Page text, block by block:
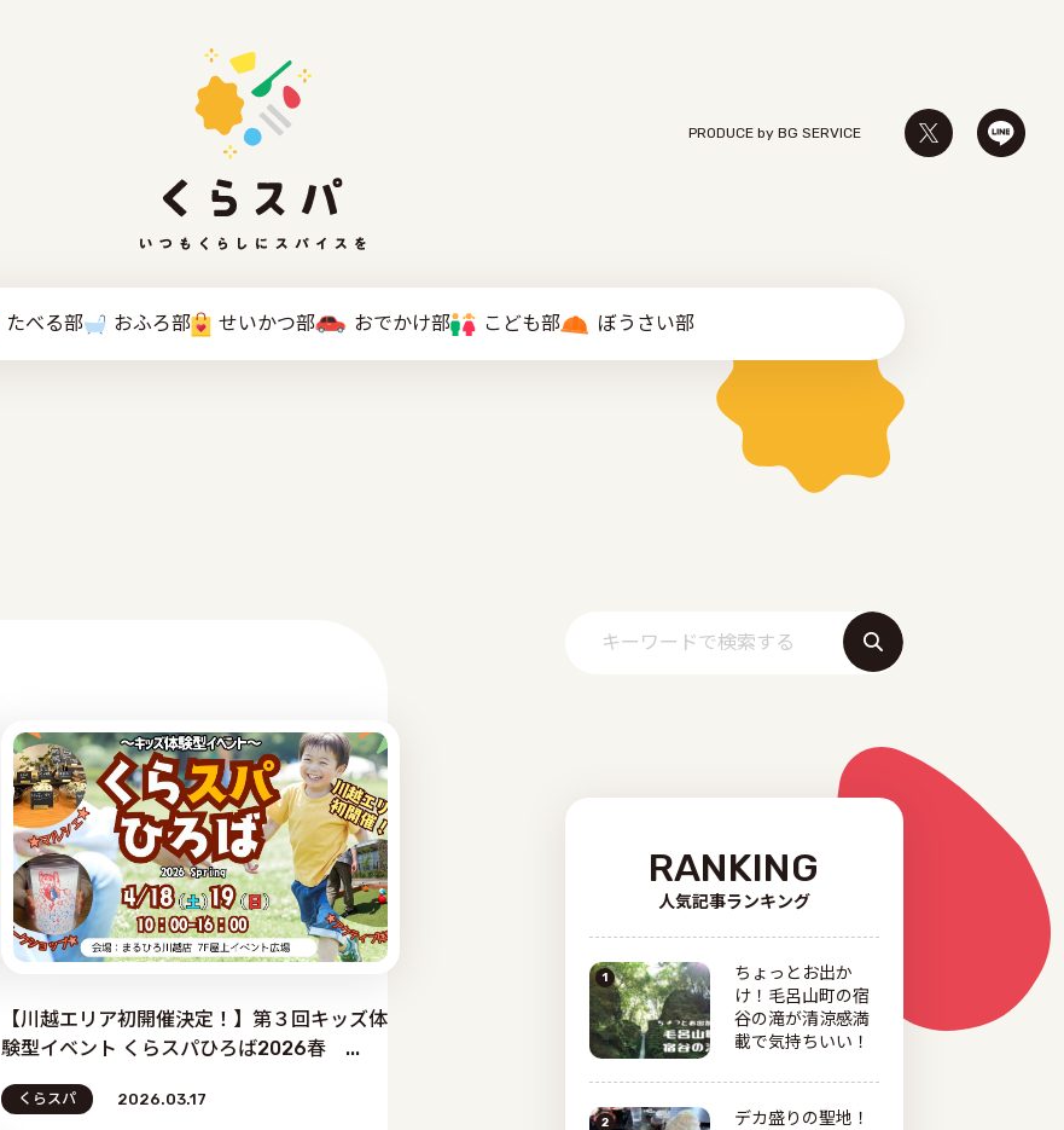
PRODUCE by ︎BG SERVICE
たべる部 おふろ部 せいかつ部 おでかけ部 こども部 ぼうさい部
【川越エリア初開催決定！】第３回キッズ体
験型イベント くらスパひろば2026春 ...
くらスパ 2026.03.17
RANKING
人気記事ランキング
ちょっとお出か
け！毛呂山町の宿
谷の滝が清涼感満
載で気持ちいい！
デカ盛りの聖地！